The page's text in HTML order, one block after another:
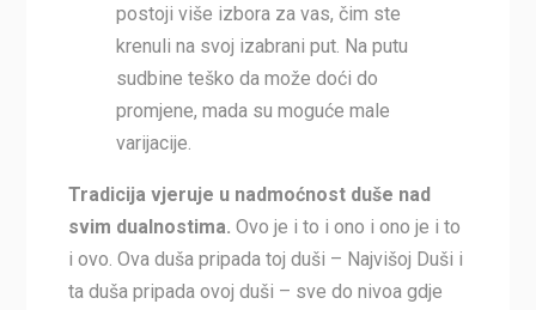
postoji više izbora za vas, čim ste
krenuli na svoj izabrani put. Na putu
sudbine teško da može doći do
promjene, mada su moguće male
varijacije.
Tradicija vjeruje u nadmoćnost duše nad
svim dualnostima. Ovo je i to i ono i ono je i to
i ovo. Ova duša pripada toj duši – Najvišoj Duši i
ta duša pripada ovoj duši – sve do nivoa gdje